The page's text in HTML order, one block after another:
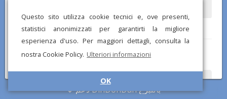
Questo sito utilizza cookie tecnici e, ove presenti,
statistici anonimizzati per garantirti la migliore
esperienza d'uso. Per maggiori dettagli, consulta la
nostra Cookie Policy. Ulteriori informazioni
OK
الثلاثاء - الجمعة:
السبت, الأحد:
هل لاحظت أي معلومات خاطئة أو مفقودة؟ أرسل لنا تقريرًا وسنصحح في
أقرب وقت ممكن!
دعم DinDonDan بالتبرع